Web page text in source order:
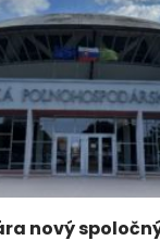
nový